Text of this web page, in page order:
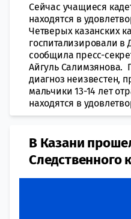
Сейчас учащиеся
находятся в
Четверых казанских
госпитализировали в
сообщила пресс-
Айгуль Салимзянова.
диагноз неизвестен,
мальчики 13-14 лет
находятся в
В Казани
Следственного